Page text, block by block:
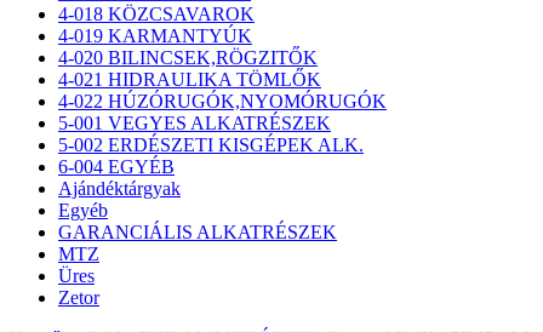
4-018 KÖZCSAVAROK
4-019 KARMANTYÚK
4-020 BILINCSEK,RÖGZITŐK
4-021 HIDRAULIKA TÖMLŐK
4-022 HÚZÓRUGÓK,NYOMÓRUGÓK
5-001 VEGYES ALKATRÉSZEK
5-002 ERDÉSZETI KISGÉPEK ALK.
6-004 EGYÉB
Ajándéktárgyak
Egyéb
GARANCIÁLIS ALKATRÉSZEK
MTZ
Üres
Zetor